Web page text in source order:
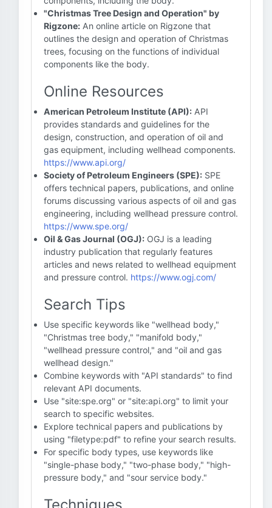
"Christmas Tree Design and Operation" by
Rigzone: An online article on Rigzone that
outlines the design and operation of Christmas
trees, focusing on the functions of individual
components like the body.
Online Resources
American Petroleum Institute (API): API
provides standards and guidelines for the
design, construction, and operation of oil and
gas equipment, including wellhead components.
https://www.api.org/
Society of Petroleum Engineers (SPE): SPE
offers technical papers, publications, and online
forums discussing various aspects of oil and gas
engineering, including wellhead pressure control.
https://www.spe.org/
Oil & Gas Journal (OGJ): OGJ is a leading
industry publication that regularly features
articles and news related to wellhead equipment
and pressure control. https://www.ogj.com/
Search Tips
Use specific keywords like "wellhead body,"
"Christmas tree body," "manifold body,"
"wellhead pressure control," and "oil and gas
wellhead design."
Combine keywords with "API standards" to find
relevant API documents.
Use "site:spe.org" or "site:api.org" to limit your
search to specific websites.
Explore technical papers and publications by
using "filetype:pdf" to refine your search results.
For specific body types, use keywords like
"single-phase body," "two-phase body," "high-
pressure body," and "sour service body."